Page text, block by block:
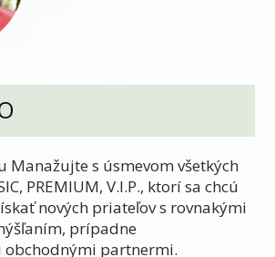
Manažujte s úsmevom všetkých
PREMIUM, V.I.P., ktorí sa chcú
nových priateľov s rovnakými
prípadne
obchodnými partnermi.